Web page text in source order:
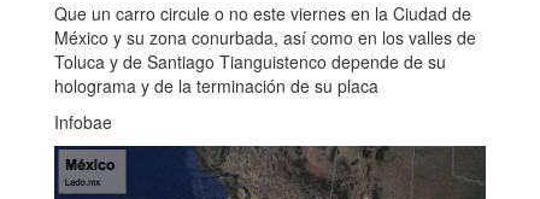
Que un carro circule o no este viernes en la Ciudad de
México y su zona conurbada, así como en los valles de
Toluca y de Santiago Tianguistenco depende de su
holograma y de la terminación de su placa
Infobae